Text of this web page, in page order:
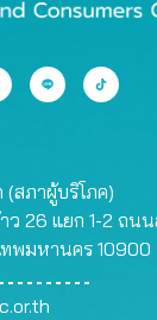
(สภาผู้บริโภค)
ว 26 แยก 1-2 ถน
ทพมหานคร 10900